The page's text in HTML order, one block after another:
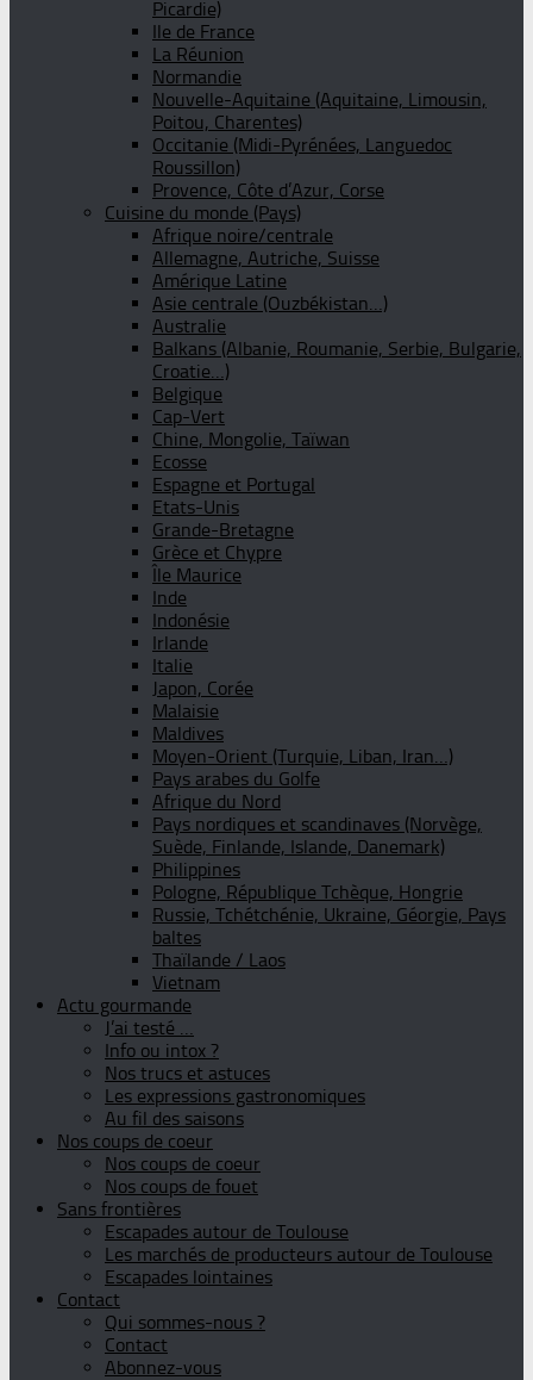
Picardie)
Ile de France
La Réunion
Normandie
Nouvelle-Aquitaine (Aquitaine, Limousin,
Poitou, Charentes)
Occitanie (Midi-Pyrénées, Languedoc
Roussillon)
Provence, Côte d’Azur, Corse
Cuisine du monde (Pays)
Afrique noire/centrale
Allemagne, Autriche, Suisse
Amérique Latine
Asie centrale (Ouzbékistan…)
Australie
Balkans (Albanie, Roumanie, Serbie, Bulgarie,
Croatie…)
Belgique
Cap-Vert
Chine, Mongolie, Taïwan
Ecosse
Espagne et Portugal
Etats-Unis
Grande-Bretagne
Grèce et Chypre
Île Maurice
Inde
Indonésie
Irlande
Italie
Japon, Corée
Malaisie
Maldives
Moyen-Orient (Turquie, Liban, Iran…)
Pays arabes du Golfe
Afrique du Nord
Pays nordiques et scandinaves (Norvège,
Suède, Finlande, Islande, Danemark)
Philippines
Pologne, République Tchèque, Hongrie
Russie, Tchétchénie, Ukraine, Géorgie, Pays
baltes
Thaïlande / Laos
Vietnam
Actu gourmande
J’ai testé …
Info ou intox ?
Nos trucs et astuces
Les expressions gastronomiques
Au fil des saisons
Nos coups de coeur
Nos coups de coeur
Nos coups de fouet
Sans frontières
Escapades autour de Toulouse
Les marchés de producteurs autour de Toulouse
Escapades lointaines
Contact
Qui sommes-nous ?
Contact
Abonnez-vous